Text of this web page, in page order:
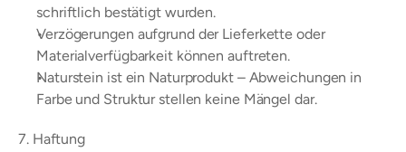
schriftlich bestätigt wurden.
Verzögerungen aufgrund der Lieferkette oder
Materialverfügbarkeit können auftreten.
Naturstein ist ein Naturprodukt – Abweichungen in
Farbe und Struktur stellen keine Mängel dar.
7. Haftung